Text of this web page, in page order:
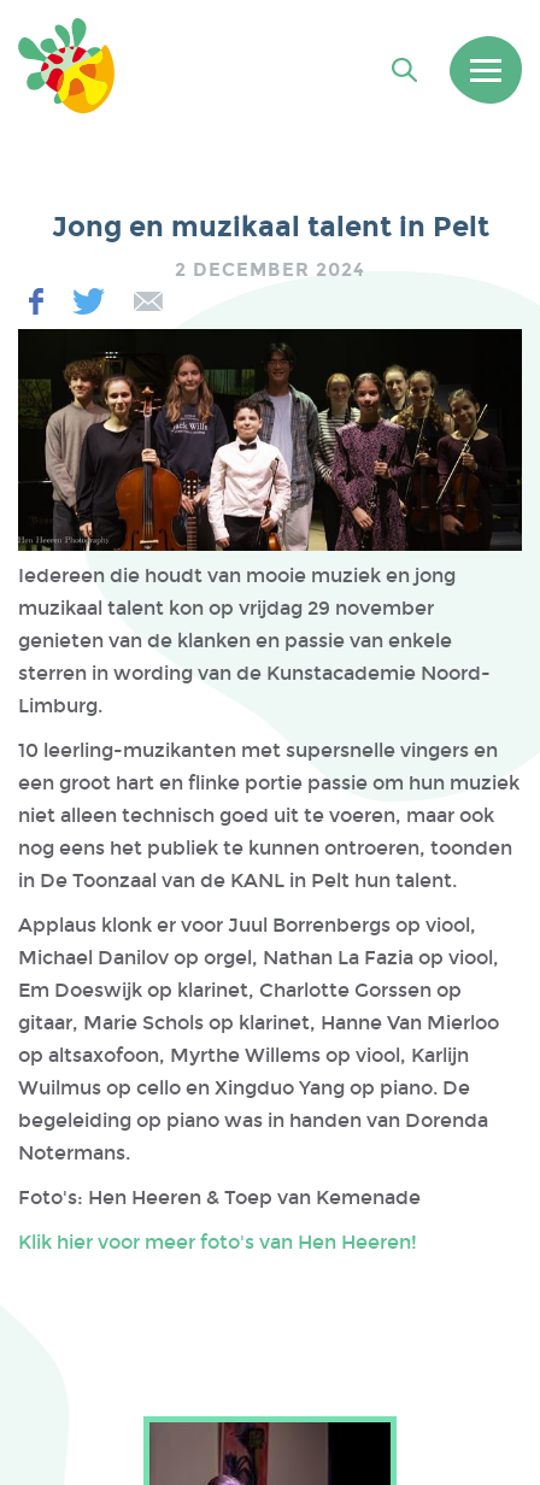
Jong en muzikaal talent in Pelt
2 DECEMBER 2024
Iedereen die houdt van mooie muziek en jong
muzikaal talent kon op vrijdag 29 november
genieten van de klanken en passie van enkele
sterren in wording van de Kunstacademie Noord-
Limburg.
10 leerling-muzikanten met supersnelle vingers en
een groot hart en flinke portie passie om hun muziek
niet alleen technisch goed uit te voeren, maar ook
nog eens het publiek te kunnen ontroeren, toonden
in De Toonzaal van de KANL in Pelt hun talent.
Applaus klonk er voor Juul Borrenbergs op viool,
Michael Danilov op orgel, Nathan La Fazia op viool,
Em Doeswijk op klarinet, Charlotte Gorssen op
gitaar, Marie Schols op klarinet, Hanne Van Mierloo
op altsaxofoon, Myrthe Willems op viool, Karlijn
Wuilmus op cello en Xingduo Yang op piano. De
begeleiding op piano was in handen van Dorenda
Notermans.
Foto's: Hen Heeren & Toep van Kemenade
Klik hier voor meer foto's van Hen Heeren!